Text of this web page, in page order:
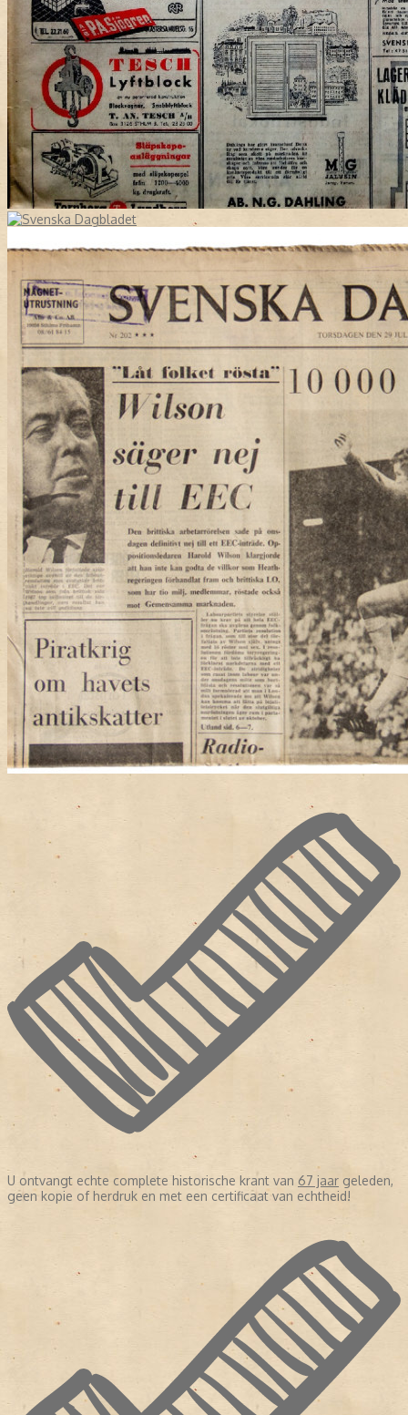
U ontvangt echte complete historische krant van 67 jaar geleden,
geen kopie of herdruk en met een certificaat van echtheid!